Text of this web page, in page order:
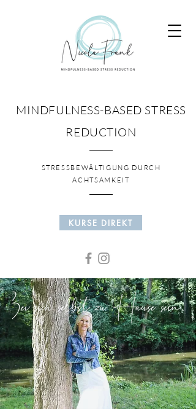
MINDFULNESS-BASED STRESS
REDUCTION
STRESSBEWÄLTIGUNG DURCH
ACHTSAMKEIT
KURSE DIREKT